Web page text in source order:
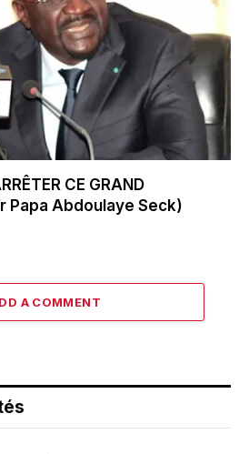
CE GRAND
Papa Abdoulaye Seck)
A COMMENT